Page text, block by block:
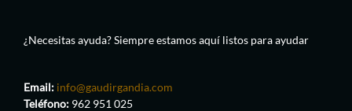
¿Necesitas ayuda? Siempre estamos aquí listos para ayudar
Email: info@gaudirgandia.com
Teléfono: 962 951 025